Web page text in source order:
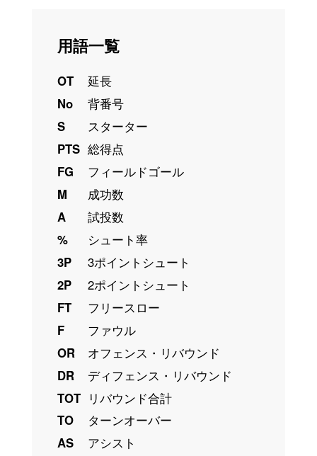
用語一覧
OT
延長
No
背番号
S
スターター
PTS 総得点
FG
フィールドゴール
M
成功数
A
試投数
%
シュート率
3P
3ポイントシュート
2P
2ポイントシュート
FT
フリースロー
F
ファウル
OR
オフェンス・リバウンド
DR
ディフェンス・リバウンド
TOT リバウンド合計
TO
ターンオーバー
AS
アシスト